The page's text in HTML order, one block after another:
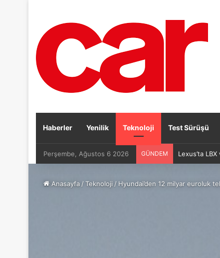
Haberler Yenilik Teknoloji Test Sürüşü
Perşembe, Ağustos 6 2026 GÜNDEM Lexus’ta
Anasayfa /Teknoloji / Hyundai’den 12 milyar euroluk